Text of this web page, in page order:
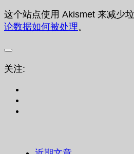
这个站点使用 Akismet 来减少垃
论数据如何被处理。
关注: